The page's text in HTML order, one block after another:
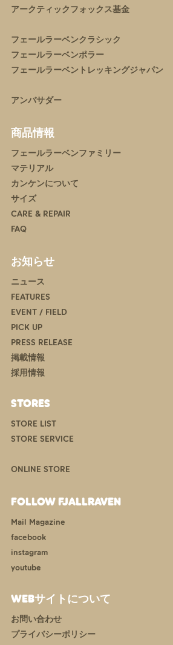
アークティックフォックス基金
フェールラーベンクラシック
フェールラーベンポラー
フェールラーベントレッキングジャパン
アンバサダー
商品情報
フェールラーベンファミリー
マテリアル
カンケンについて
サイズ
CARE & REPAIR
FAQ
お知らせ
ニュース
FEATURES
EVENT / FIELD
PICK UP
PRESS RELEASE
掲載情報
採用情報
STORES
STORE LIST
STORE SERVICE
ONLINE STORE
FOLLOW FJALLRAVEN
Mail Magazine
facebook
instagram
youtube
WEBサイトについて
お問い合わせ
プライバシーポリシー